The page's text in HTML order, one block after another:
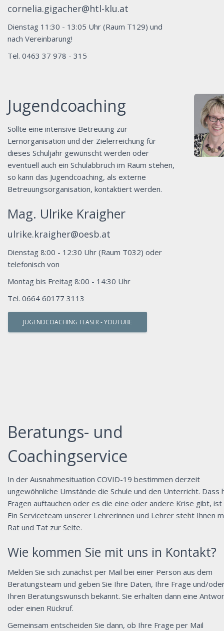
cornelia.gigacher@htl-klu.at
Dienstag 11:30 - 13:05 Uhr (Raum T129) und
nach Vereinbarung!
Tel. 0463 37 978 - 315
Jugendcoaching
Sollte eine intensive Betreuung zur
Lernorganisation und der Zielerreichung für
dieses Schuljahr gewünscht werden oder
eventuell auch ein Schulabbruch im Raum stehen,
so kann das Jugendcoaching, als externe
Betreuungsorganisation, kontaktiert werden.
Mag. Ulrike Kraigher
ulrike.kraigher@oesb.at
Dienstag 8:00 - 12:30 Uhr (Raum T032) oder
telefonisch von
Montag bis Freitag 8:00 - 14:30 Uhr
Tel. 0664 60177 3113
JUGENDCOACHING TEASER - YOUTUBE
Beratungs- und
Coachingservice
In der Ausnahmesituation COVID-19 bestimmen derzeit
ungewöhnliche Umstände die Schule und den Unterricht. Dass
Fragen auftauchen oder es die eine oder andere Krise gibt, ist
Ein Serviceteam unserer Lehrerinnen und Lehrer steht Ihnen
Rat und Tat zur Seite.
Wie kommen Sie mit uns in Kontakt?
Melden Sie sich zunächst per Mail bei einer Person aus dem
Beratungsteam und geben Sie Ihre Daten, Ihre Frage und/
Ihren Beratungswunsch bekannt. Sie erhalten dann eine
oder einen Rückruf.
Gemeinsam entscheiden Sie dann, ob Ihre Frage per Mail